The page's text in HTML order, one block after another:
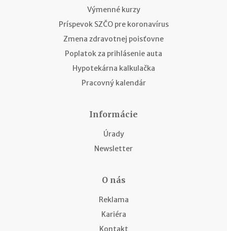
Výmenné kurzy
Príspevok SZČO pre koronavírus
Zmena zdravotnej poisťovne
Poplatok za prihlásenie auta
Hypotekárna kalkulačka
Pracovný kalendár
Informácie
Úrady
Newsletter
O nás
Reklama
Kariéra
Kontakt